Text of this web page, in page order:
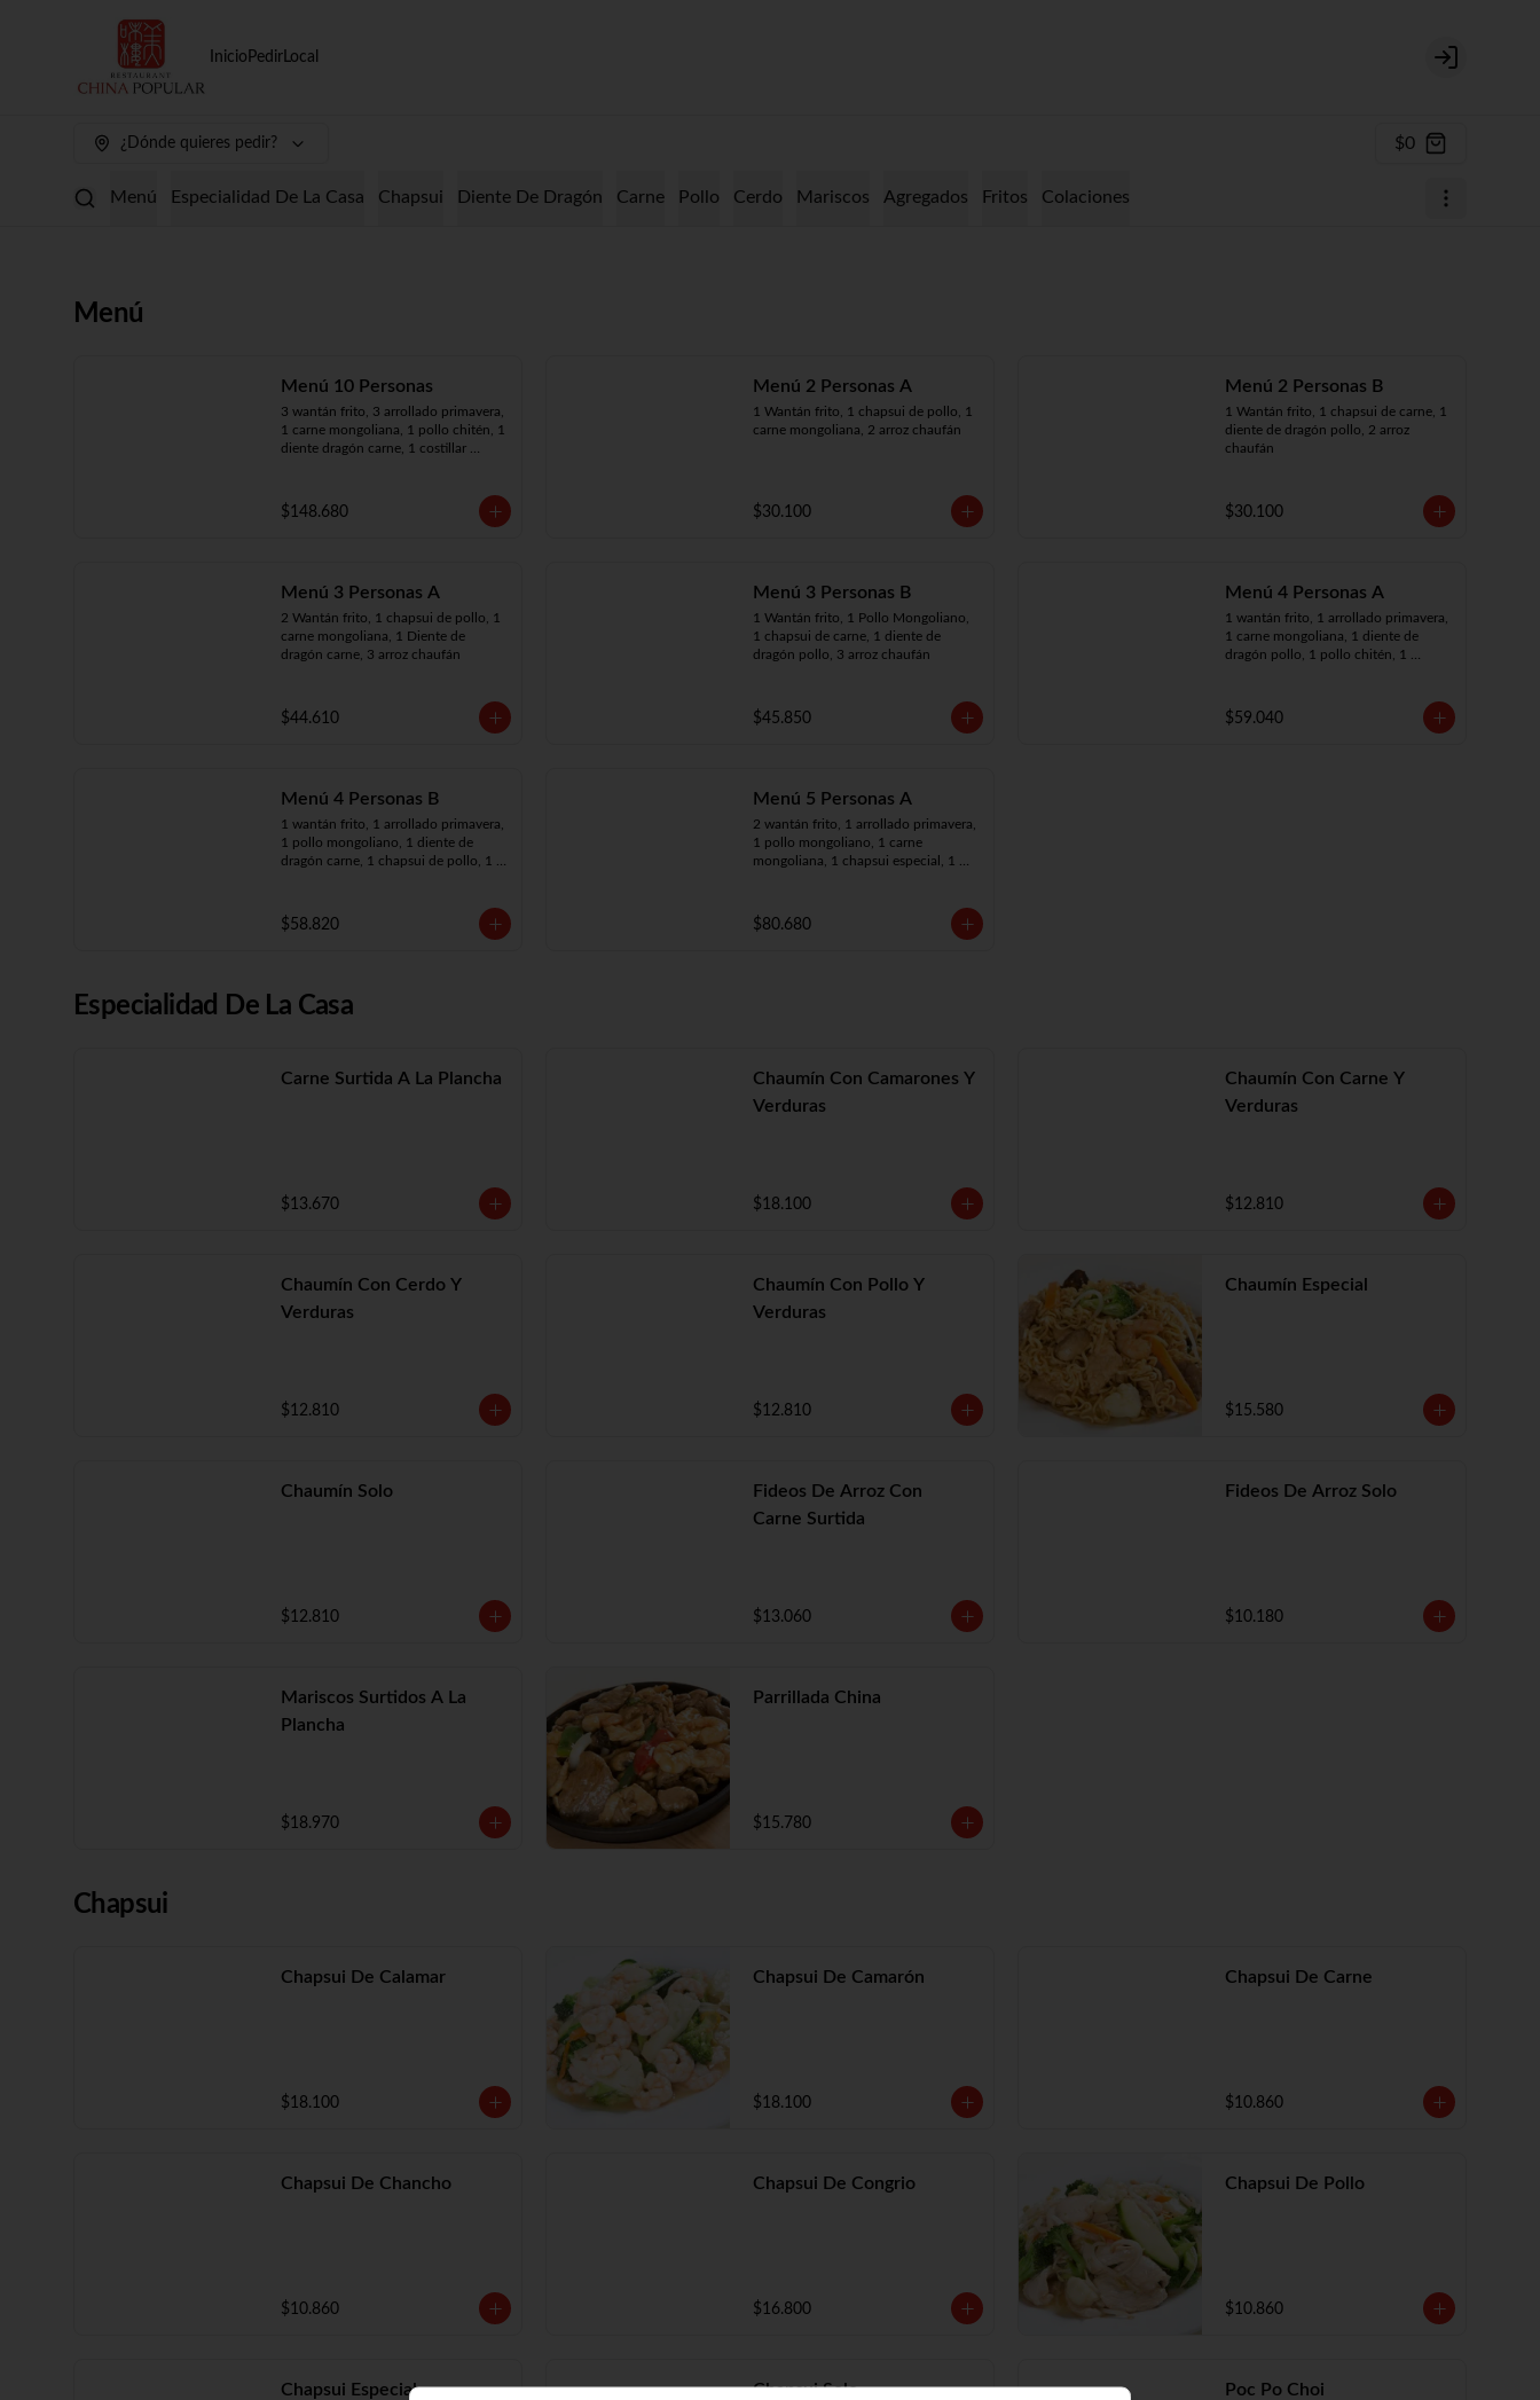
Inicio Pedir Local
Login
¿Dónde quieres pedir? $0
Menú Especialidad De La Casa Chapsui Diente De Dragón Carne Pollo Cerdo Mariscos Agregados Fritos Colaciones
Menú
Menú 10 Personas
3 wantán frito, 3 arrollado primavera,
1 carne mongoliana, 1 pollo chitén, 1
diente dragón carne, 1 costillar
mongoliano, 1 mariscos surtidos, 10
arroz chaufán
$148.680
Menú 2 Personas A
1 Wantán frito, 1 chapsui de pollo, 1
carne mongoliana, 2 arroz chaufán
$30.100
Menú 2 Personas B
1 Wantán frito, 1 chapsui de carne, 1
diente de dragón pollo, 2 arroz
chaufán
$30.100
Menú 3 Personas A
2 Wantán frito, 1 chapsui de pollo, 1
carne mongoliana, 1 Diente de
dragón carne, 3 arroz chaufán
$44.610
Menú 3 Personas B
1 Wantán frito, 1 Pollo Mongoliano,
1 chapsui de carne, 1 diente de
dragón pollo, 3 arroz chaufán
$45.850
Menú 4 Personas A
1 wantán frito, 1 arrollado primavera,
1 carne mongoliana, 1 diente de
dragón pollo, 1 pollo chitén, 1
$59.040
Menú 4 Personas B
1 wantán frito, 1 arrollado primavera,
1 pollo mongoliano, 1 diente de
dragón carne, 1 chapsui de pollo, 1
$58.820
Menú 5 Personas A
2 wantán frito, 1 arrollado primavera,
1 pollo mongoliano, 1 carne
mongoliana, 1 chapsui especial, 1
$80.680
Especialidad De La Casa
Carne Surtida A La Plancha
$13.670
Chaumín Con Camarones Y
Verduras
$18.100
Chaumín Con Carne Y
Verduras
$12.810
Chaumín Con Cerdo Y
Verduras
$12.810
Chaumín Con Pollo Y
Verduras
$12.810
Chaumín Especial
$15.580
Chaumín Solo
$12.810
Fideos De Arroz Con
Carne Surtida
$13.060
Fideos De Arroz Solo
$10.180
Mariscos Surtidos A La
Plancha
$18.970
Parrillada China
$15.780
Chapsui
Chapsui De Calamar
$18.100
Chapsui De Camarón
$18.100
Chapsui De Carne
$10.860
Chapsui De Chancho
$10.860
Chapsui De Congrio
$16.800
Chapsui De Pollo
$10.860
Chapsui Especial Chapsui Solo Poc Po Choi